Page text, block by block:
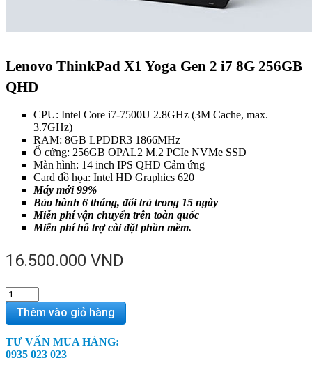
Lenovo ThinkPad X1 Yoga Gen 2 i7 8G 256GB
QHD
CPU: Intel Core i7-7500U 2.8GHz (3M Cache, max.
3.7GHz)
RAM: 8GB LPDDR3 1866MHz
Ổ cứng: 256GB OPAL2 M.2 PCIe NVMe SSD
Màn hình: 14 inch IPS QHD Cảm ứng
Card đồ họa: Intel HD Graphics 620
Máy mới 99%
Bảo hành 6 tháng, đổi trả trong 15 ngày
Miễn phí vận chuyển trên toàn quốc
Miễn phí hỗ trợ cài đặt phần mềm.
16.500.000 VND
Lenovo
ThinkPad
Gen
2
Thêm vào giỏ hàng
TƯ VẤN MUA HÀNG:
0935 023 023